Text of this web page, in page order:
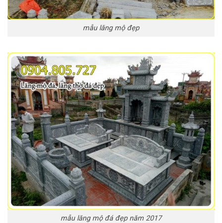
mẫu lăng mộ đẹp
mẫu lăng mộ đá đẹp năm 2017